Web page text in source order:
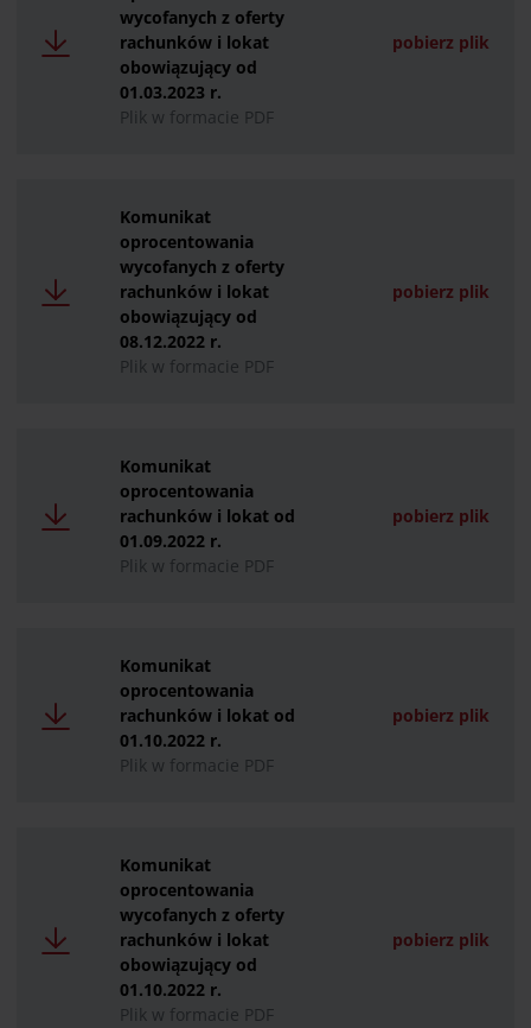
wycofanych z oferty
rachunków i lokat
obowiązujący od
01.03.2023 r.
Plik w formacie PDF
pobierz plik
Komunikat
oprocentowania
wycofanych z oferty
rachunków i lokat
obowiązujący od
08.12.2022 r.
Plik w formacie PDF
pobierz plik
Komunikat
oprocentowania
rachunków i lokat od
01.09.2022 r.
Plik w formacie PDF
pobierz plik
Komunikat
oprocentowania
rachunków i lokat od
01.10.2022 r.
Plik w formacie PDF
pobierz plik
Komunikat
oprocentowania
wycofanych z oferty
rachunków i lokat
obowiązujący od
01.10.2022 r.
Plik w formacie PDF
pobierz plik